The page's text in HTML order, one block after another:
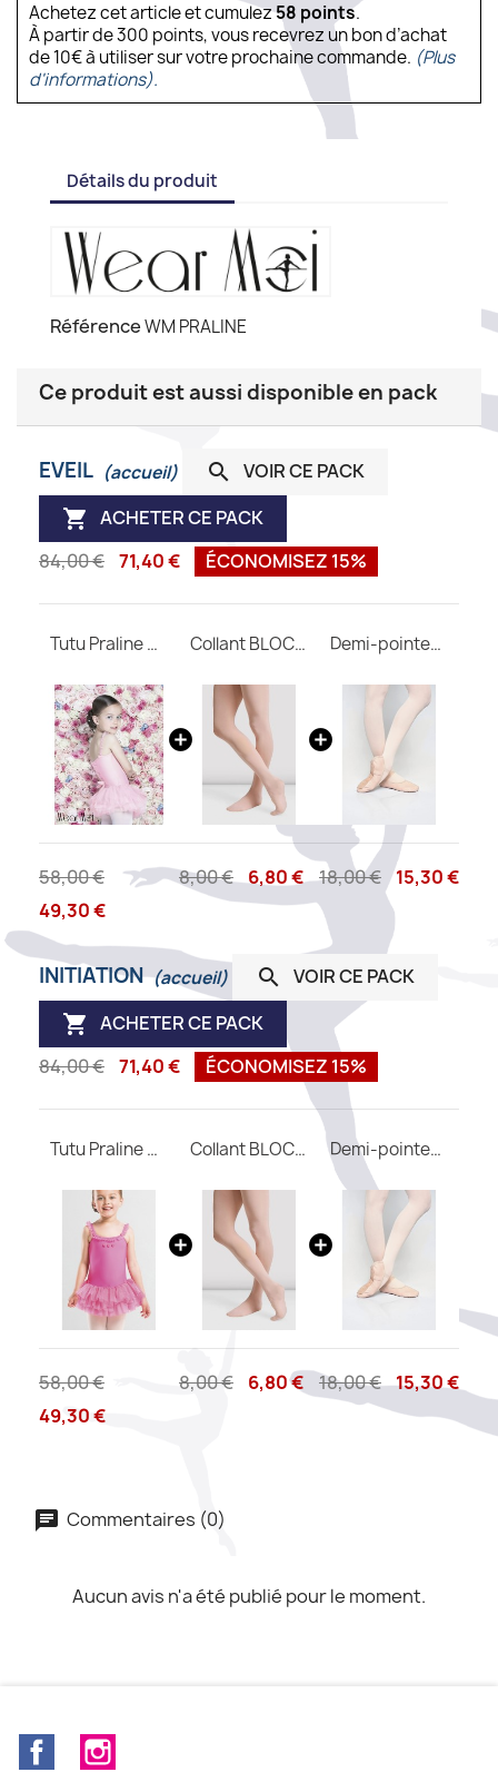
Achetez cet article et cumulez58 points.
À partir de 300 points, vous recevrez un bon d’achat
de 10€ à utiliser sur votre prochaine commande. (Plus
d'informations).
Détails du produit
RéférenceWM PRALINE
Ce produit est aussi disponible en pack
EVEIL (accueil)  VOIR CE PACK
 ACHETER CE PACK
84,00 € 71,40 € ÉCONOMISEZ 15%
Tutu Praline WEAR MOI
58,00 €
49,30 €
Collant BLOCH avec pieds T0981
8,00 € 6,80 €
Demi-pointes WEAR MOI Astra
18,00 € 15,30 €
INITIATION (accueil)  VOIR CE PACK
 ACHETER CE PACK
84,00 € 71,40 € ÉCONOMISEZ 15%
Tutu Praline WEAR MOI
58,00 €
49,30 €
Collant BLOCH avec pieds T0981
8,00 € 6,80 €
Demi-pointes WEAR MOI Astra
18,00 € 15,30 €
Commentaires (0)
Aucun avis n'a été publié pour le moment.
Facebook